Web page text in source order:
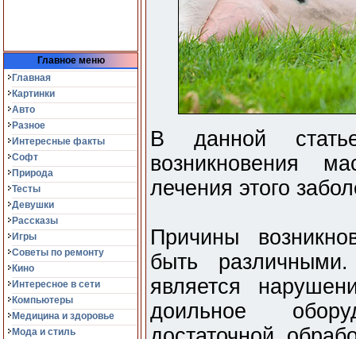
Главное меню
Главная
Картинки
Авто
Разное
Интересные факты
Софт
Природа
Тесты
Девушки
Рассказы
Игры
Советы по ремонту
Кино
Интересное в сети
Компьютеры
Медицина и здоровье
Мода и стиль
В данной
возникновения
лечения этого
Причины
быть
является
доильное